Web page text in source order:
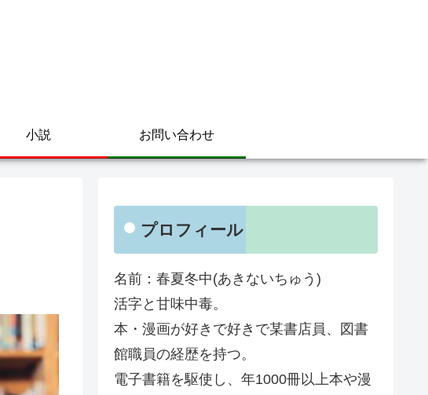
小説 お問い合わせ
プロフィール
名前：春夏冬中(あきないちゅう)
活字と甘味中毒。
本・漫画が好きで好きで某書店員、図書
館職員の経歴を持つ。
電子書籍を駆使し、年1000冊以上本や漫